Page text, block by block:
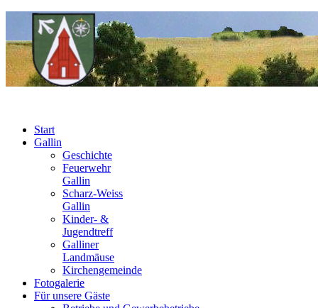
Start
Gallin
Geschichte
Feuerwehr
Gallin
Scharz-Weiss
Gallin
Kinder- &
Jugendtreff
Galliner
Landmäuse
Kirchengemeinde
Fotogalerie
Für unsere Gäste